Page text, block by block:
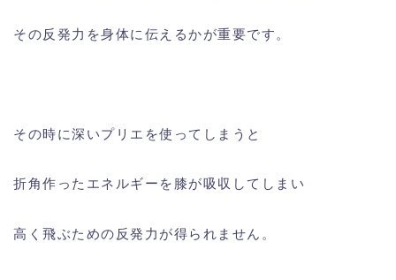
その反発力を身体に伝えるかが重要です。
その時に深いプリエを使ってしまうと
折角作ったエネルギーを膝が吸収してしまい
高く飛ぶための反発力が得られません。